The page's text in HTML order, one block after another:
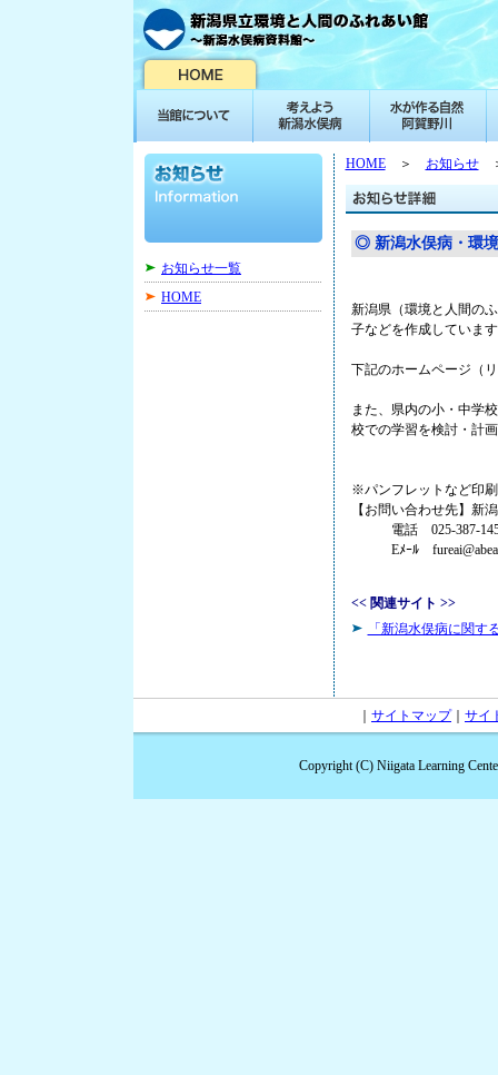
お知らせ一覧
HOME
HOME＞ お知らせ＞
◎ 新潟水俣病・環
新潟県（環境と人間の
子などを作成していま
下記のホームページ（
また、県内の小・中学
校での学習を検討・計
※パンフレットなど印
【お問い合わせ先】新
電話 025-387-
Eﾒｰﾙ
<< 関連サイト >>
「新潟水俣病に関す
サイトマップ｜ サイ
Copyright (C) Niigata Learning